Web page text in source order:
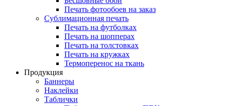
Печать фотообоев на заказ
Сублимационная печать
Печать на футболках
Печать на шопперах
Печать на толстовках
Печать на кружках
Термоперенос на ткань
Продукция
Баннеры
Наклейки
Таблички